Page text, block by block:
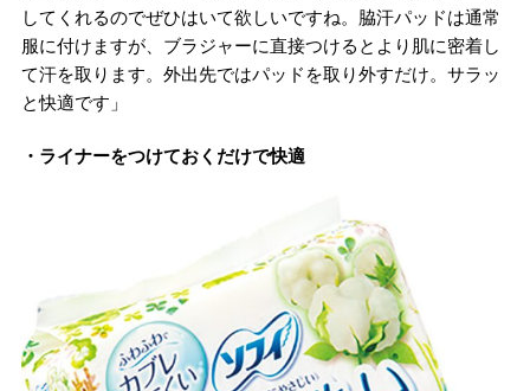
してくれるのでぜひはいて欲しいですね。脇汗パッドは通常
服に付けますが、ブラジャーに直接つけるとより肌に密着し
て汗を取ります。外出先ではパッドを取り外すだけ。サラッ
と快適です」
・ライナーをつけておくだけで快適